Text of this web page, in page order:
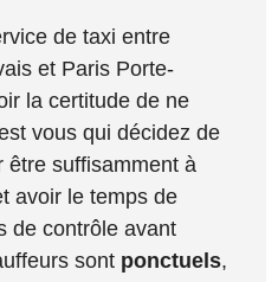
de taxi entre
et Paris Porte-
la certitude de ne
vous qui décidez de
être suffisamment à
avoir le temps de
de contrôle avant
sont ponctuels,